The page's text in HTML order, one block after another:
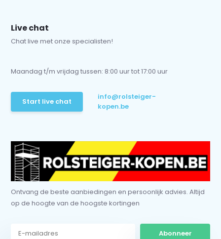
Live chat
Chat live met onze specialisten!
Maandag t/m vrijdag tussen: 8:00 uur tot 17:00 uur
Start live chat
info@rolsteiger-
kopen.be
Ontvang de beste aanbiedingen en persoonlijk advies. Altijd
op de hoogte van de hoogste kortingen
Abonneer